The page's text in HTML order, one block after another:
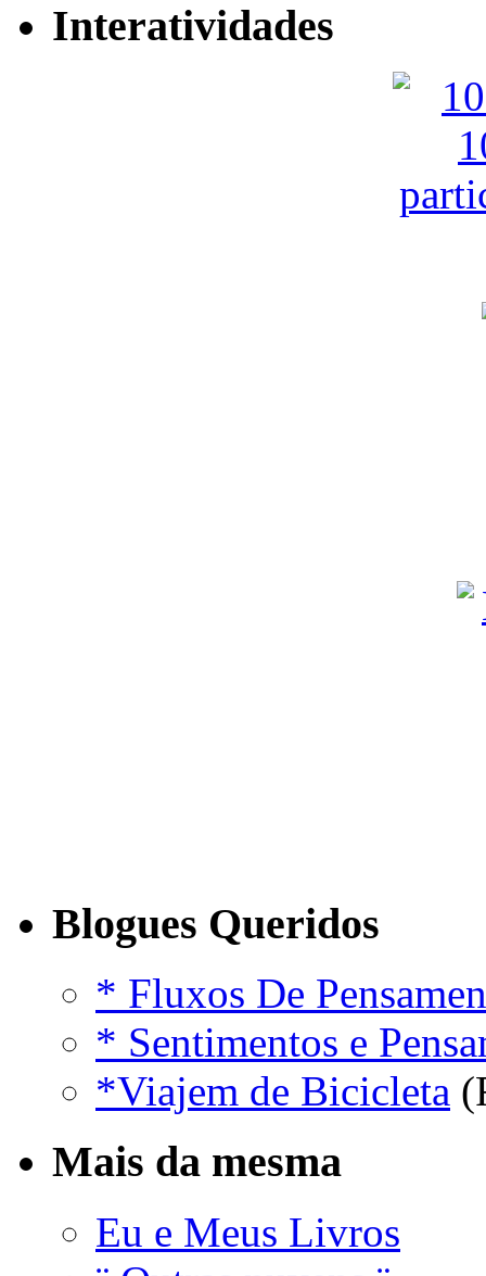
Interatividades
Blogues Queridos
* Fluxos De
* Sentimentos e
*Viajem de Bicicleta
Mais da mesma
Eu e Meus Livros